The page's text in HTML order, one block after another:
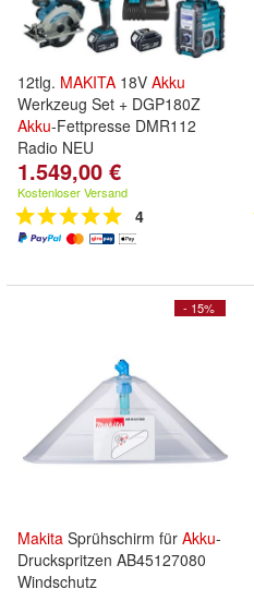
12tlg. MAKITA 18V Akku
Werkzeug Set + DGP180Z
Akku-Fettpresse DMR112
Radio NEU
1.549,00 €
Kostenloser Versand
4
- 15%
Makita Sprühschirm für Akku-
Druckspritzen AB45127080
Windschutz